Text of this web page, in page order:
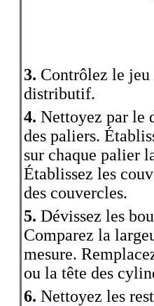
3. Contrôlez le
distributif.
4. Nettoyez par le
des paliers.
sur chaque palier
Établissez les
des couvercles.
5. Dévissez les
Comparez la
mesure.
ou la tête des
6. Nettoyez les